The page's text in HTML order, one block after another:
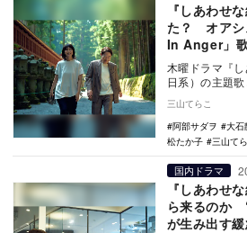
『しあわせ
た？ オア
In Anger」
木曜ドラマ『
日系）の主題
三山てらこ
阿部サダヲ
大石
松たか子
三山て
国内ドラマ
『しあわせ
ら来るのか
が生み出す